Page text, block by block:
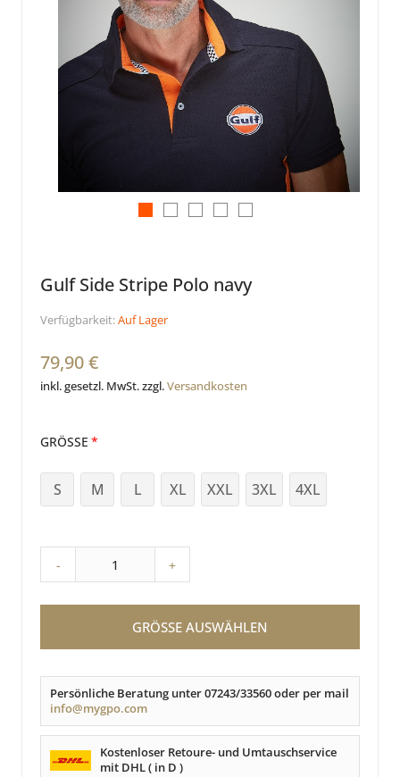
Gulf Side Stripe Polo navy
Verfügbarkeit:Auf Lager
79,90 €
inkl. gesetzl. MwSt. zzgl.Versandkosten
GRÖSSE
S M L XL XXL 3XL 4XL
- +
GRÖSSE AUSWÄHLEN
Persönliche Beratung unter 07243/33560 oder per mail
info@mygpo.com
Kostenloser Retoure- und Umtauschservice
mit DHL ( in D )